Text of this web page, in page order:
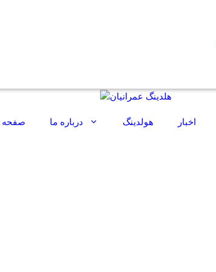
صفحه درباره ما هولدینگ اخبار